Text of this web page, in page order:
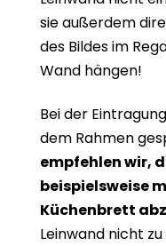
sie außerdem
des Bildes im
Wand hängen!
Bei der
dem Rahmen
empfehlen wir,
beispielsweise
Küchenbrett
Leinwand nicht